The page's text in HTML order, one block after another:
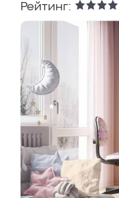
Рейтинг: